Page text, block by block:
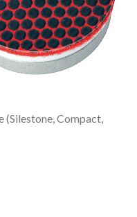
(Silestone, Compact,